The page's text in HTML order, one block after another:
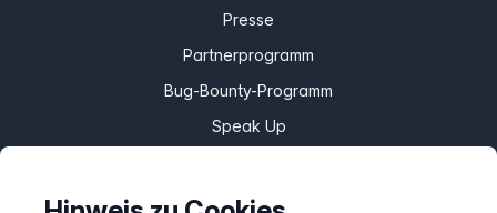
Produkte für Unternehmen
Internet & Telefonie
SIP Trunks
Cloud Telefonanlage
Home Office Connect